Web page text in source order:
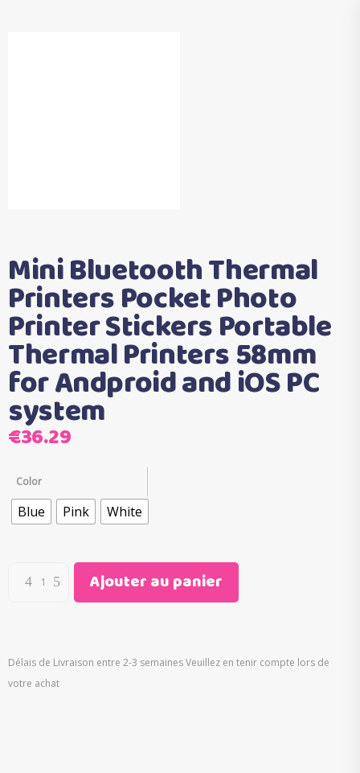
Mini Bluetooth Thermal
Printers Pocket Photo
Printer Stickers Portable
Thermal Printers 58mm
for Andproid and iOS PC
system
€36.29
Color
Blue Pink White
Ajouter au panier
Délais de Livraison entre 2-3 semaines Veuillez en tenir compte lors de
votre achat